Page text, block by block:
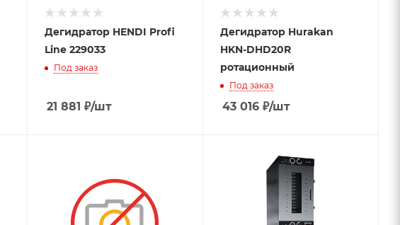
Дегидратор HENDI Profi
Line 229033
Под заказ
21 881 ₽/шт
Дегидратор Hurakan
HKN-DHD20R
ротационный
Под заказ
43 016₽/шт